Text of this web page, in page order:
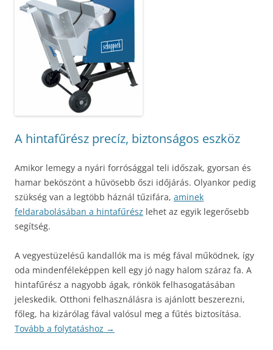
A hintafűrész precíz, biztonságos eszköz
Amikor lemegy a nyári forrósággal teli időszak, gyorsan és
hamar beköszönt a hűvösebb őszi időjárás. Olyankor pedig
szükség van a legtöbb háznál tűzifára, aminek
feldarabolásában a hintafűrész lehet az egyik legerősebb
segítség.
A vegyestüzelésű kandallók ma is még fával működnek, így
oda mindenféleképpen kell egy jó nagy halom száraz fa. A
hintafűrész a nagyobb ágak, rönkök felhasogatásában
jeleskedik. Otthoni felhasználásra is ajánlott beszerezni,
főleg, ha kizárólag fával valósul meg a fűtés biztosítása.
Tovább a folytatáshoz →